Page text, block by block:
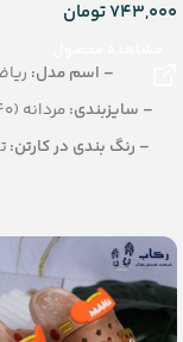
743,000تومان
– اسم مدل:
– سایزبندی:مردانه (40 تا 45)
– رنگ بندی در کارتن: